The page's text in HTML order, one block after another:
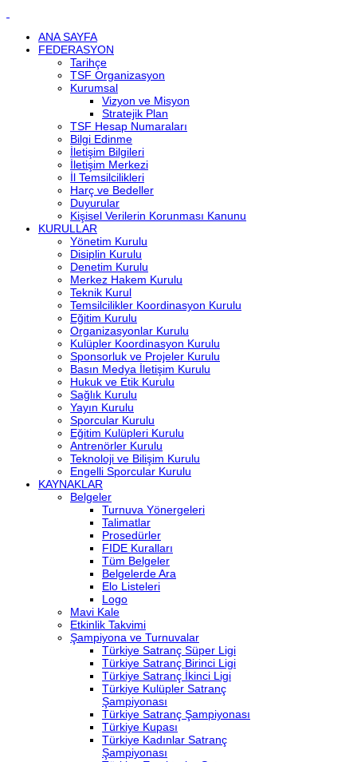
ANA SAYFA
FEDERASYON
Tarihçe
TSF Organizasyon
Kurumsal
Vizyon ve Misyon
Stratejik Plan
TSF Hesap Numaraları
Bilgi Edinme
İletişim Bilgileri
İletişim Merkezi
İl Temsilcilikleri
Harç ve Bedeller
Duyurular
Kişisel Verilerin Korunması Kanunu
KURULLAR
Yönetim Kurulu
Disiplin Kurulu
Denetim Kurulu
Merkez Hakem Kurulu
Teknik Kurul
Temsilcilikler Koordinasyon Kurulu
Eğitim Kurulu
Organizasyonlar Kurulu
Kulüpler Koordinasyon Kurulu
Sponsorluk ve Projeler Kurulu
Basın Medya İletişim Kurulu
Hukuk ve Etik Kurulu
Sağlık Kurulu
Yayın Kurulu
Sporcular Kurulu
Eğitim Kulüpleri Kurulu
Antrenörler Kurulu
Teknoloji ve Bilişim Kurulu
Engelli Sporcular Kurulu
KAYNAKLAR
Belgeler
Turnuva Yönergeleri
Talimatlar
Prosedürler
FIDE Kuralları
Tüm Belgeler
Belgelerde Ara
Elo Listeleri
Logo
Mavi Kale
Etkinlik Takvimi
Şampiyona ve Turnuvalar
Türkiye Satranç Süper Ligi
Türkiye Satranç Birinci Ligi
Türkiye Satranç İkinci Ligi
Türkiye Kulüpler Satranç
Şampiyonası
Türkiye Satranç Şampiyonası
Türkiye Kupası
Türkiye Kadınlar Satranç
Şampiyonası